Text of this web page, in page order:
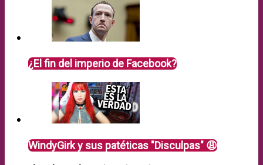
¿El fin del imperio de Facebook?
WindyGirk y sus patéticas "Disculpas" 😩